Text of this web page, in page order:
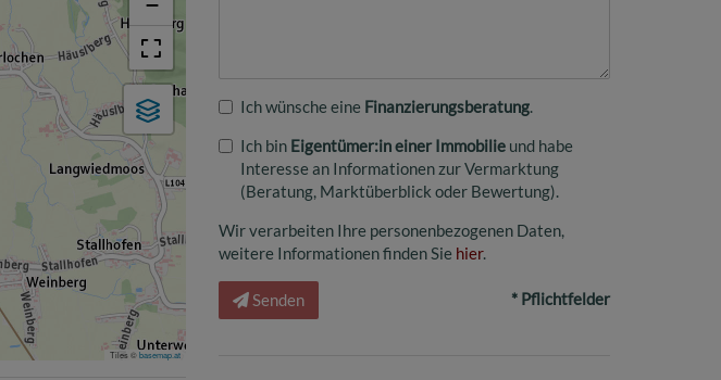
Tiles ©basemap.at
Ich wünsche eine Finanzierungsberatung
Ich bin Eigentümer:in einer Immobilie und habe
Interesse an Informationen zur Vermarktung
(Beratung, Marktüberblick oder Bewertung).
Wir verarbeiten Ihre personenbezogenen Daten,
weitere Informationen finden Sie hier.
Senden * Pflichtfelder